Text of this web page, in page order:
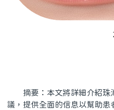
摘要：本文將詳細介紹珠
議，提供全面的信息以幫助